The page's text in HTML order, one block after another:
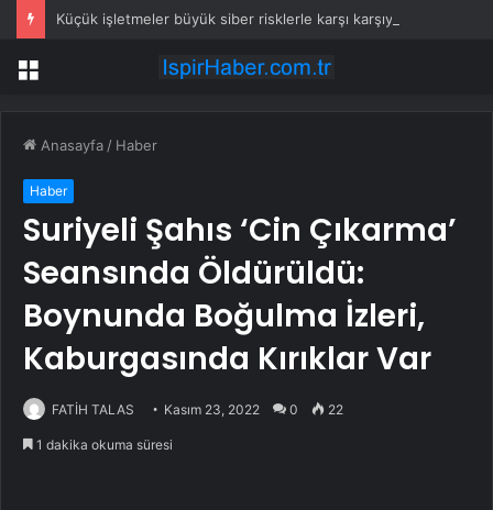
Küçük işletmeler büyük siber risklerle karşı karşıya
Menü
Anasayfa / Haber
Haber
Suriyeli Şahıs ‘Cin Çıkarma’
Seansında Öldürüldü:
Boynunda Boğulma İzleri,
Kaburgasında Kırıklar Var
FATİH TALAS Kasım 23, 2022 0 22
1 dakika okuma süresi